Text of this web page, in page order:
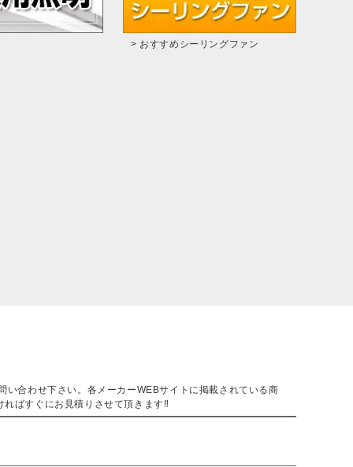
> おすすめシーリングファン
合わせ下さい。各メーカーWEBサイトに掲載されている商
ばすぐにお見積りさせて頂きます‼